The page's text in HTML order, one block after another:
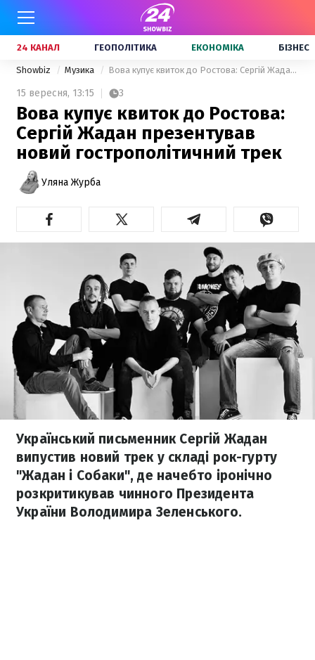
24 КАНАЛ ГЕОПОЛІТИКА ЕКОНОМІКА БІЗНЕС
Showbiz Музика Вова купує квиток до Ростова: Сергій Жадан презентував новий гострополітичний трек
15 вересня, 13:15 3
Вова купує квиток до Ростова:
Сергій Жадан презентував
новий гострополітичний трек
Уляна Журба
Український письменник Сергій Жадан
випустив новий трек у складі рок-гурту
"Жадан і Собаки", де начебто іронічно
розкритикував чинного Президента
України Володимира Зеленського.